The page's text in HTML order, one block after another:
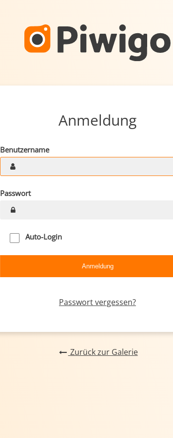
Anmeldung
Benutzername
Passwort
Auto-Login
Passwort vergessen?
Zurück zur Galerie